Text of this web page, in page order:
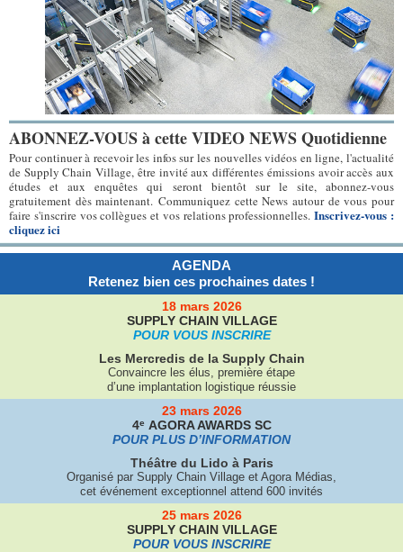
ABONNEZ-VOUS à cette VIDEO NEWS Quotidienne
Pour continuer à recevoir les infos sur les nouvelles vidéos en ligne, l'actualité
de Supply Chain Village, être invité aux différentes émissions avoir accès aux
études et aux enquêtes qui seront bientôt sur le site, abonnez-vous
gratuitement dès maintenant. Communiquez cette News autour de vous pour
faire s'inscrire vos collègues et vos relations professionnelles.Inscrivez-vous :
cliquez ici
AGENDA
Retenez bien ces prochaines dates !
18 mars 2026
SUPPLY CHAIN VILLAGE
POUR VOUS INSCRIRE
Les Mercredis de la Supply Chain
Convaincre les élus, première étape
d’une implantation logistique réussie
23 mars 2026
4e AGORA AWARDS SC
POUR PLUS D’INFORMATION
Théâtre du Lido à Paris
Organisé par Supply Chain Village et Agora Médias,
cet événement exceptionnel attend 600 invités
25 mars 2026
SUPPLY CHAIN VILLAGE
POUR VOUS INSCRIRE